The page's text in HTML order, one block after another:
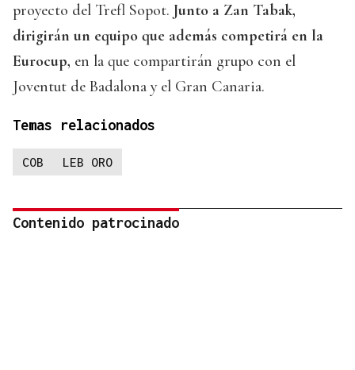
proyecto del Trefl Sopot. Junto a Zan Tabak,
dirigirán un equipo que además competirá en la
Eurocup, en la que compartirán grupo con el
Joventut de Badalona y el Gran Canaria.
Temas relacionados
COB LEB ORO
Contenido patrocinado